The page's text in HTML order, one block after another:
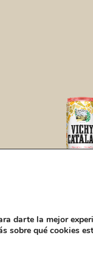
darte la mejor
sobre qué cookies